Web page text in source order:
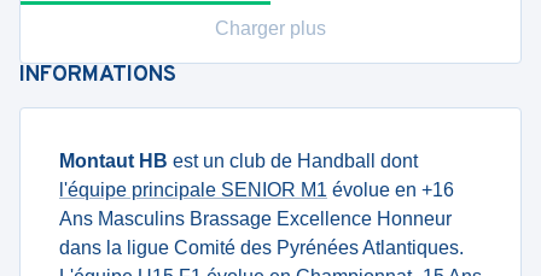
Charger plus
INFORMATIONS
Montaut HB est un club de Handball dont
l'équipe principale SENIOR M1 évolue en +16
Ans Masculins Brassage Excellence Honneur
dans la ligue Comité des Pyrénées Atlantiques.